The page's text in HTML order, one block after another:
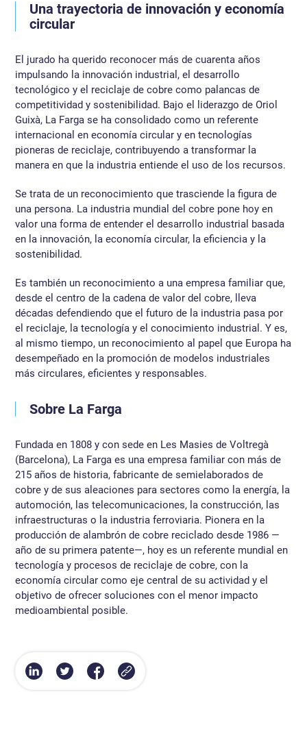
Una trayectoria de innovación y economía
circular
El jurado ha querido reconocer más de cuarenta años
impulsando la innovación industrial, el desarrollo
tecnológico y el reciclaje de cobre como palancas de
competitividad y sostenibilidad. Bajo el liderazgo de Oriol
Guixà, La Farga se ha consolidado como un referente
internacional en economía circular y en tecnologías
pioneras de reciclaje, contribuyendo a transformar la
manera en que la industria entiende el uso de los recursos.
Se trata de un reconocimiento que trasciende la figura de
una persona. La industria mundial del cobre pone hoy en
valor una forma de entender el desarrollo industrial basada
en la innovación, la economía circular, la eficiencia y la
sostenibilidad.
Es también un reconocimiento a una empresa familiar que,
desde el centro de la cadena de valor del cobre, lleva
décadas defendiendo que el futuro de la industria pasa por
el reciclaje, la tecnología y el conocimiento industrial. Y es,
al mismo tiempo, un reconocimiento al papel que Europa ha
desempeñado en la promoción de modelos industriales
más circulares, eficientes y responsables.
Sobre La Farga
Fundada en 1808 y con sede en Les Masies de Voltregà
(Barcelona), La Farga es una empresa familiar con más de
215 años de historia, fabricante de semielaborados de
cobre y de sus aleaciones para sectores como la energía, la
automoción, las telecomunicaciones, la construcción, las
infraestructuras o la industria ferroviaria. Pionera en la
producción de alambrón de cobre reciclado desde 1986 —
año de su primera patente—, hoy es un referente mundial en
tecnología y procesos de reciclaje de cobre, con la
economía circular como eje central de su actividad y el
objetivo de ofrecer soluciones con el menor impacto
medioambiental posible.